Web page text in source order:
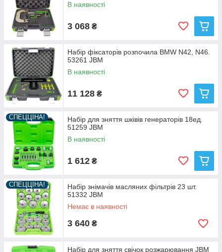
В наявності
3 068 ₴
Набір фіксаторів розпочила BMW N42, N46.
53261 JBM
В наявності
11 128 ₴
СПЕЦЦІНА!
Haбiр для зняття шківiв генераторiв 18ед.
51259 JBM
В наявності
1 612 ₴
СПЕЦЦІНА!
Набір знімачів масляних фільтрів 23 шт.
51332 JBM
Немає в наявності
3 640 ₴
Набір для зняття свічок розжарювання JBM